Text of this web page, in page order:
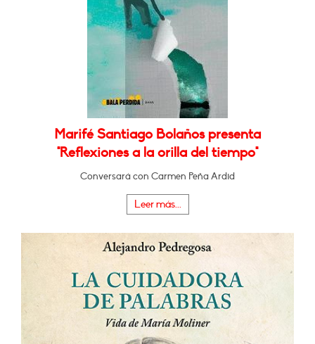
Marifé Santiago Bolaños presenta
"Reflexiones a la orilla del tiempo"
Conversará con Carmen Peña Ardid
Leer más...